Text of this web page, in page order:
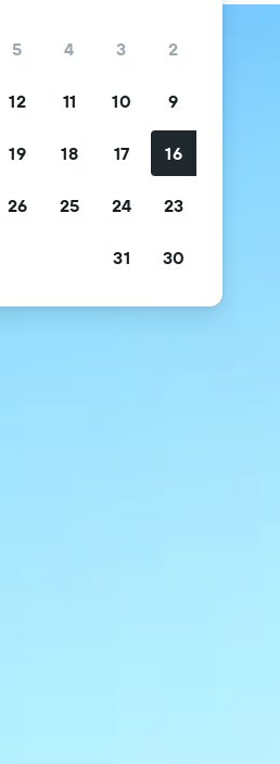
2
3
4
5
9
10
11
12
16
17
18
19
23
24
25
26
30
31